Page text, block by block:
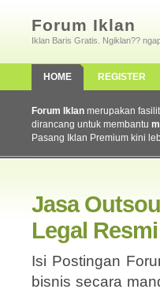
Forum Iklan
Iklan Baris Gratis. Ngiklan??
HOME REGISTER
Forum Iklan merupakan
dirancang untuk membantu
Pasang Iklan Premium kini
Jasa
Legal Resmi
Isi Postingan
bisnis secara